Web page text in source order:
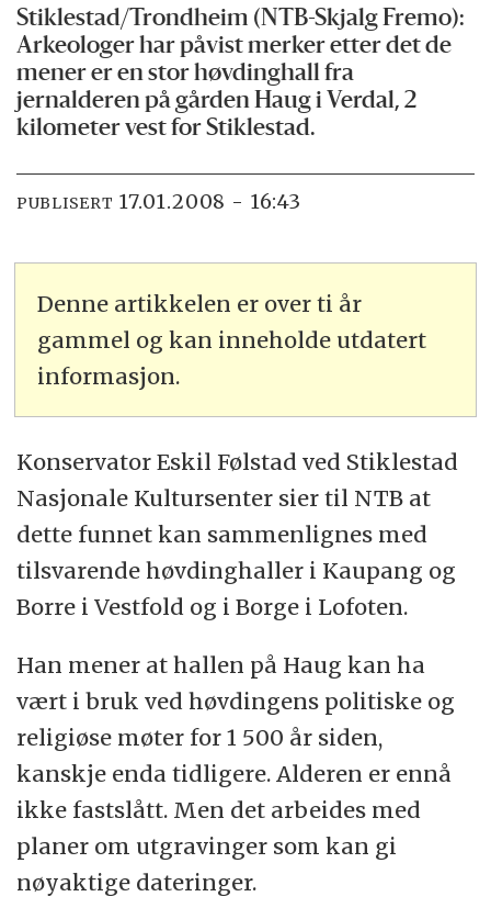
Stiklestad/Trondheim (NTB-Skjalg Fremo):
Arkeologer har påvist merker etter det de
mener er en stor høvdinghall fra
jernalderen på gården Haug i Verdal, 2
kilometer vest for Stiklestad.
PUBLISERT 17.01.2008 - 16:43
Denne artikkelen er over ti år
gammel og kan inneholde utdatert
informasjon.
Konservator Eskil Følstad ved Stiklestad
Nasjonale Kultursenter sier til NTB at
dette funnet kan sammenlignes med
tilsvarende høvdinghaller i Kaupang og
Borre i Vestfold og i Borge i Lofoten.
Han mener at hallen på Haug kan ha
vært i bruk ved høvdingens politiske og
religiøse møter for 1 500 år siden,
kanskje enda tidligere. Alderen er ennå
ikke fastslått. Men det arbeides med
planer om utgravinger som kan gi
nøyaktige dateringer.